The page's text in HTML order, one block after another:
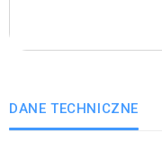
DANE TECHNICZNE